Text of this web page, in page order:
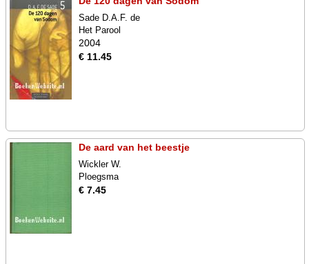
Sade D.A.F. de
Het Parool
2004
€ 11.45
De aard van het beestje
Wickler W.
Ploegsma
€ 7.45